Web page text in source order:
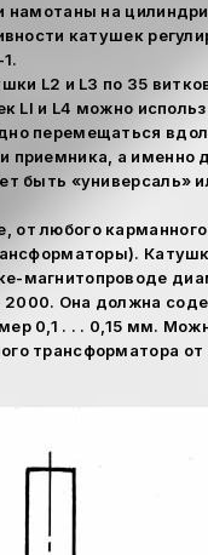
на
катушек
L2 и L3 по 35
LI и L4 можно
перемещаться
приемника, а именно
быть «универсаль»
любого
магнитопроводе
Она должна
0,1 . . . 0,15 мм.
трансформатора от